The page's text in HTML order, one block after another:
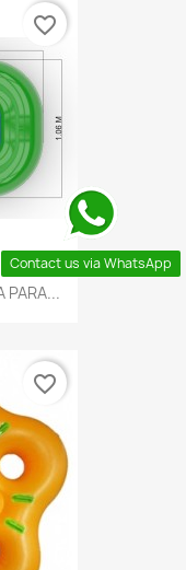
PARA...
favorite_border
favorite_border
Contact us via WhatsApp